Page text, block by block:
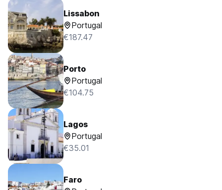
Lissabon
Portugal
€187.47
Porto
Portugal
€104.75
Lagos
Portugal
€35.01
Faro